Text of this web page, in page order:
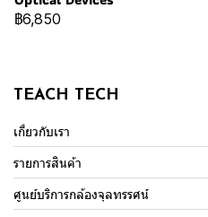
฿6,850
TEACH TECH
เกี่ยวกับเรา
รายการสินค้า
ศูนย์บริการกล้องจุลทรรศน์